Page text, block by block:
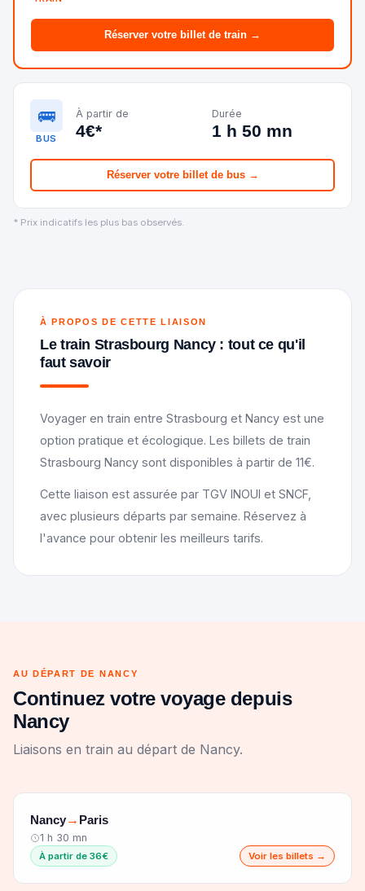
Réserver votre billet de train →
🚌
BUS
À partir de
4€*
Durée
1 h 50 mn
Réserver votre billet de bus →
* Prix indicatifs les plus bas observés.
À PROPOS DE CETTE LIAISON
Le train Strasbourg Nancy : tout ce qu'il
faut savoir
Voyager en train entre Strasbourg et Nancy est une
option pratique et écologique. Les billets de train
Strasbourg Nancy sont disponibles à partir de 11€.
Cette liaison est assurée par TGV INOUI et SNCF,
avec plusieurs départs par semaine. Réservez à
l'avance pour obtenir les meilleurs tarifs.
AU DÉPART DE NANCY
Continuez votre voyage depuis
Nancy
Liaisons en train au départ de Nancy.
Nancy→ Paris
1 h 30 mn
À partir de 36€ Voir les billets →